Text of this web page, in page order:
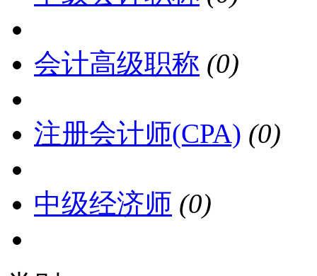
会计高级职称 (0)
注册会计师(CPA) (0)
中级经济师 (0)